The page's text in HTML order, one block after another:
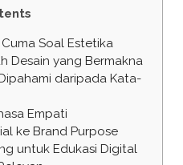
Soal Estetika
Desain yang Bermakna
daripada Kata-
Empati
ke Brand Purpose
untuk Edukasi Digital